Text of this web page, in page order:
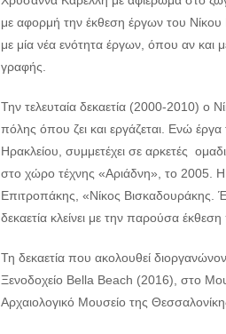
με αφορμή την έκθεση έργων του
με μία νέα ενότητα έργων, όπου αν και
γραφής.
Την τελευταία δεκαετία (2000-2010) ο
πόλης όπου ζει και εργάζεται. Ενώ
Ηρακλείου, συμμετέχει σε αρκετές
στο χώρο τέχνης «Αριάδνη», το 2005.
Επιτροπάκης, «Νίκος Βισκαδουράκης.
δεκαετία κλείνει με την παρούσα
Τη δεκαετία που ακολουθεί
Ξενοδοχείο Bella Beach (2016), στο
Αρχαιολογικό Μουσείο της